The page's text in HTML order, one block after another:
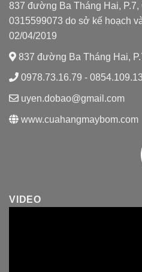
837 đường Ba Tháng Hai, P.7,
0315599073 do sở kế hoạch
02/04/2019
837 đường Ba Tháng Hai,
0978.73.16.79 -
uyen.dobao@gmail.com
www.cuahangmaybom.com
VIDEO